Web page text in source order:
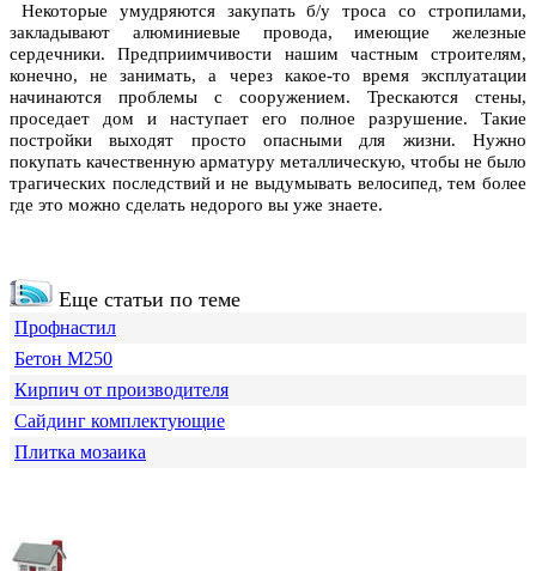
Некоторые умудряются закупать б/у троса со стропилами,
закладывают алюминиевые провода, имеющие железные
сердечники. Предприимчивости нашим частным строителям,
конечно, не занимать, а через какое-то время эксплуатации
начинаются проблемы с сооружением. Трескаются стены,
проседает дом и наступает его полное разрушение. Такие
постройки выходят просто опасными для жизни. Нужно
покупать качественную арматуру металлическую, чтобы не было
трагических последствий и не выдумывать велосипед, тем более
где это можно сделать недорого вы уже знаете.
Еще статьи по теме
Профнастил
Бетон М250
Кирпич от производителя
Сайдинг комплектующие
Плитка мозаика